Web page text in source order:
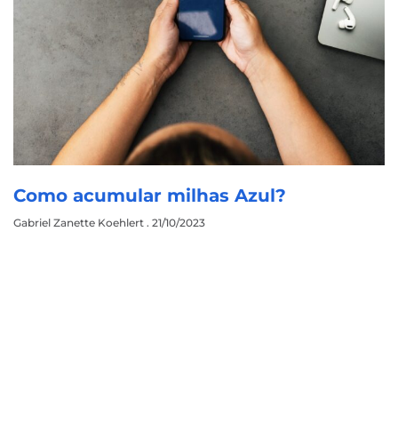
Como acumular milhas Azul?
Gabriel Zanette Koehlert 21/10/2023